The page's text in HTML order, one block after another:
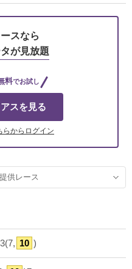
スなら
が見放題
料でお試し
スを見る
らからログイン
供レース
10 )